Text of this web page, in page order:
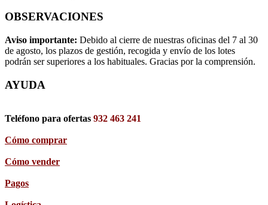
OBSERVACIONES
Aviso importante: Debido al cierre de nuestras oficinas del 7 al 30
de agosto, los plazos de gestión, recogida y envío de los lotes
podrán ser superiores a los habituales. Gracias por la comprensión.
AYUDA
Teléfono para ofertas 932 463 241
Cómo comprar
Cómo vender
Pagos